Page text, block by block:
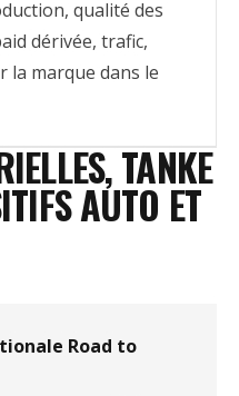
qualité des
dérivée, trafic,
la marque dans le
TANKE
AUTO ET
Road to